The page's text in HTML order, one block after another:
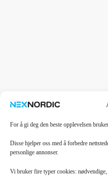
For å gi deg den beste opplevelsen
Disse hjelper oss med å forbedre
personlige annonser.
Vi bruker fire typer cookies: